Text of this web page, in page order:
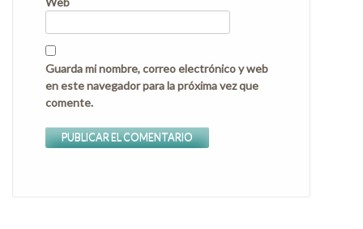
Guarda mi nombre, correo electrónico y web
en este navegador para la próxima vez que
comente.